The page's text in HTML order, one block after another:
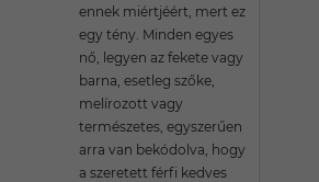
ennek miértjéért, mert ez
egy tény. Minden egyes
nő, legyen az fekete vagy
barna, esetleg szőke,
melírozott vagy
természetes, egyszerűen
arra van bekódolva, hogy
a szeretett férfi kedves